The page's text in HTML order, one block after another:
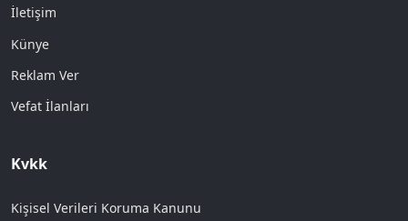
İletişim
Künye
Reklam Ver
Vefat İlanları
Kvkk
Kişisel Verileri Koruma Kanunu